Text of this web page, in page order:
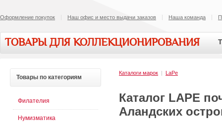
Оформление покупок Наш офис и место выдачи заказов Наша команда
ТОВАРЫ ДЛЯ КОЛЛЕКЦИОНИРОВАНИЯ
Каталоги марок | LaPe
Каталог LAPE
Аландских
Товары по категориям
Филателия
Нумизматика